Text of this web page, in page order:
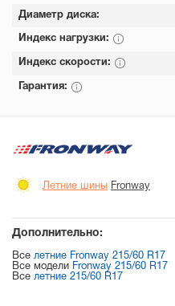
Диаметр диска:
Индекс нагрузки:
Индекс скорости:
Гарантия:
Летние шины Fronway
Дополнительно:
Все летние Fronway 215/60 R17
Все модели Fronway 215/60 R17
Все летние 215/60 R17